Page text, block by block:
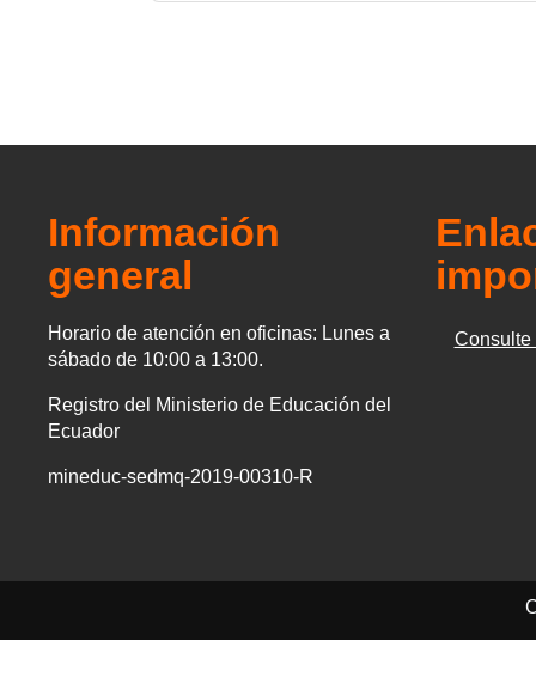
Información
general
Horario de atención en oficinas: Lunes a
sábado de 10:00 a 13:00.
Registro del Ministerio de Educación del
Ecuador
mineduc-sedmq-2019-00310-R
Consulte